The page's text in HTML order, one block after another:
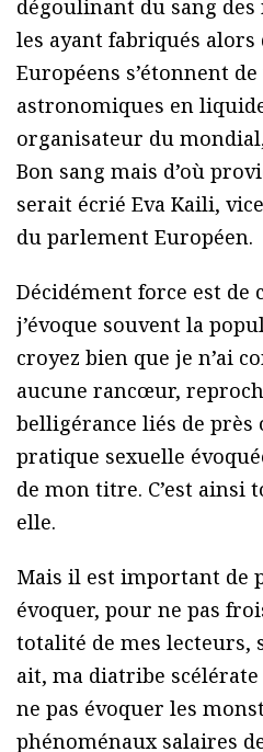
dégoulinant du sang
les ayant fabriqués alors
Européens s’étonnent
astronomiques en
organisateur du
Bon sang mais d’où
serait écrié Eva Kaili,
du parlement Européen.
Décidément force est de
j’évoque souvent la
croyez bien que je n’ai
aucune rancœur,
belligérance liés de près
pratique sexuelle
de mon titre. C’est ainsi
elle.
Mais il est important de
évoquer, pour ne pas
totalité de mes lecteurs,
ait, ma diatribe
ne pas évoquer les
phénoménaux salaires